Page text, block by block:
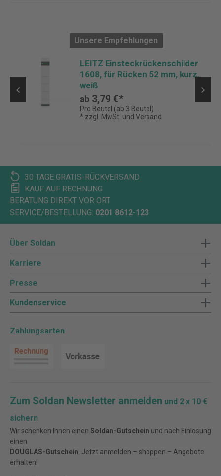
Unsere Empfehlungen
LEITZ Einsteckrückenschilder
1608, für Rücken 52 mm, kurz,
weiß
ab 3,79 €*
Pro Beutel (ab 3 Beutel)
* zzgl. MwSt. und Versand
30 TAGE GRATIS-RÜCKVERSAND
KAUF AUF RECHNUNG
BERATUNG DIREKT VOR ORT
SERVICE/BESTELLUNG: 0201 8612-123
Über Soldan
Karriere
Presse
Kundenservice
Zahlungsarten
Zum Soldan Newsletter anmelden und 2 x 10 €
sichern
Wir schenken Ihnen einen Soldan-Gutschein und nach Einlösung
einen
DOUGLAS-Gutschein . Jetzt anmelden – shoppen – Angebote
erhalten!